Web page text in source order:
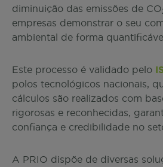
diminuição das emissões de CO
empresas demonstrar o seu
ambiental de forma
Este processo é validado pelo
polos tecnológicos nacionais,
cálculos são realizados com
rigorosas e reconhecidas,
confiança e credibilidade no
A PRIO dispõe de diversas